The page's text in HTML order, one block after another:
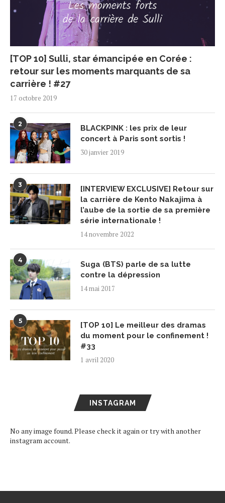
[TOP 10] Sulli, star émancipée en Corée :
retour sur les moments marquants de sa
carrière ! #27
17 octobre 2019
2
BLACKPINK : les prix de leur
concert à Paris sont sortis !
30 janvier 2019
3
[INTERVIEW EXCLUSIVE] Retour sur
la carrière de Kento Nakajima à
l’aube de la sortie de sa première
série internationale !
14 novembre 2022
4
Suga (BTS) parle de sa lutte
contre la dépression
14 mai 2017
5
[TOP 10] Le meilleur des dramas
du moment pour le confinement !
#33
1 avril 2020
INSTAGRAM
No any image found. Please check it again or try with another
instagram account.